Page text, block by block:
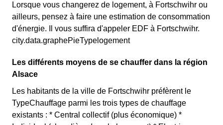
Lorsque vous changerez de logement, à Fortschwihr ou
ailleurs, pensez à faire une estimation de consommation
d'énergie. Il vous suffira d'appeler EDF à Fortschwihr.
city.data.graphePieTypelogement
Les différents moyens de se chauffer dans la région
Alsace
Les habitants de la ville de Fortschwihr préfèrent le
TypeChauffage parmi les trois types de chauffage
existants : * Central collectif (plus économique) *